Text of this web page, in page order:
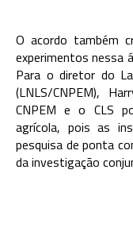
O acordo também
experimentos nessa
Para o diretor do
(LNLS/CNPEM),
CNPEM e o CLS
agrícola, pois as
pesquisa de ponta
da investigação